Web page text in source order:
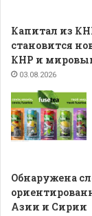
Капитал из
становится
КНР и
03.08.2026
Обнаружена
Азии и Сирии